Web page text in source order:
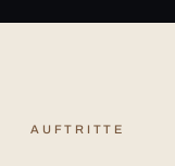
AUFTRITTE